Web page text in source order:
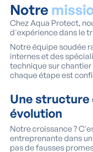
Notre
Chez Aqua Protect,
d'expérience dans le
Notre équipe soudée
internes et des
technique sur
chaque étape est
Une structure
évolution
Notre croissance ?
entreprenante dans
pas de fausses